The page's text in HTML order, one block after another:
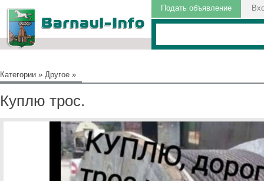
Подать объявление
Категории » Другое »
Куплю трос.